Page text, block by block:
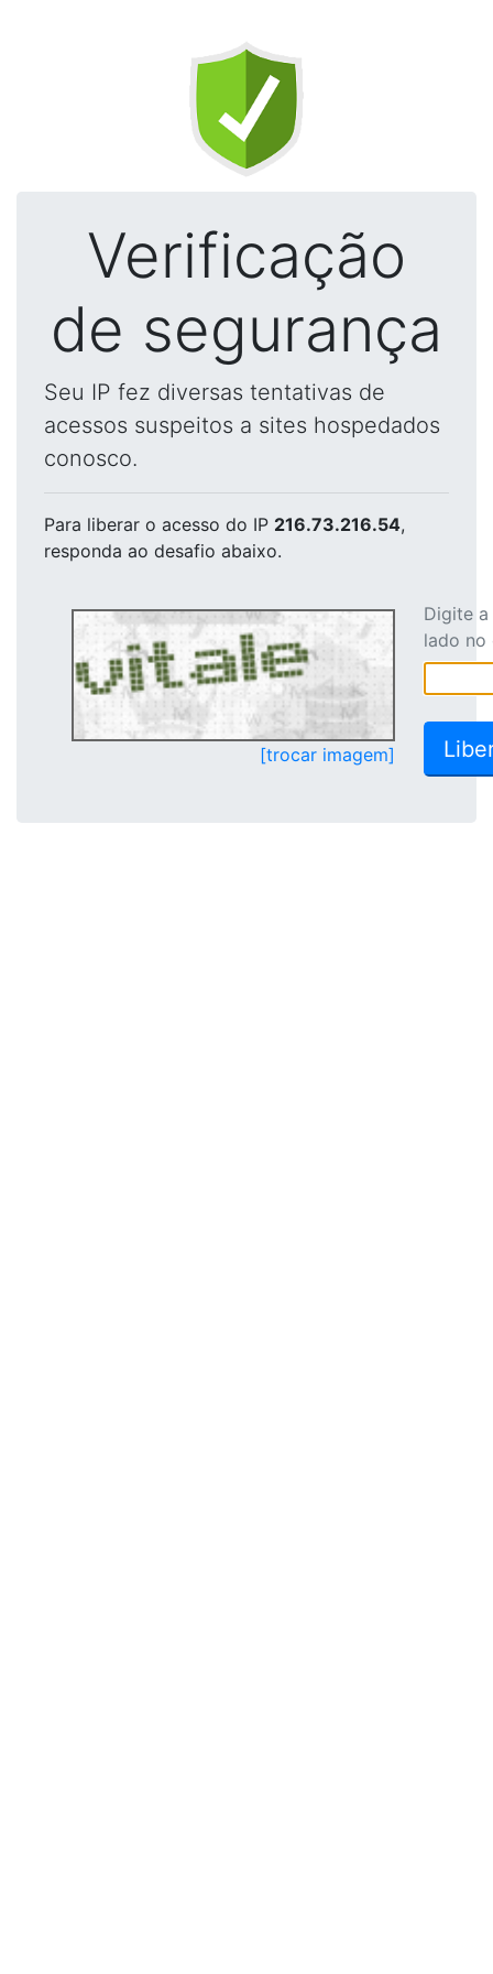
Verificação
de segurança
Seu IP fez diversas tentativas de
acessos suspeitos a sites hospedados
conosco.
Para liberar o acesso do IP 216.73.216.54,
responda ao desafio abaixo.
[trocar imagem]
Digite
lado no